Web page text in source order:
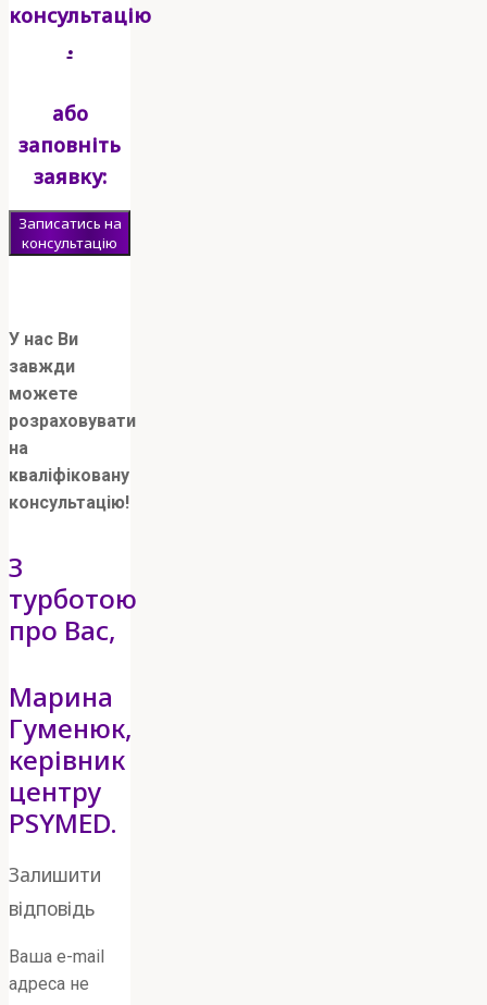
консультацію
.
або
заповніть
заявку:
Записатись на
консультацію
У нас Ви
завжди
можете
розраховувати
на
кваліфіковану
консультацію!
З
турботою
про Вас,
Марина
Гуменюк,
керівник
центру
PSYMED.
Залишити
відповідь
Ваша e-mail
адреса не